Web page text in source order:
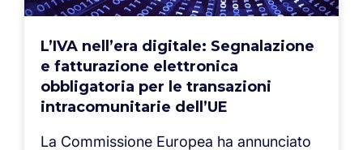
L’IVA nell’era digitale: Segnalazione
e fatturazione elettronica
obbligatoria per le transazioni
intracomunitarie dell’UE
La Commissione Europea ha annunciato